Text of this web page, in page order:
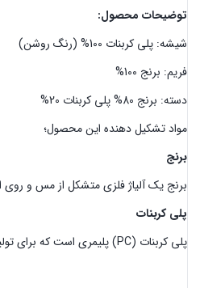
توضیحات محصول:
شیشه: پلی کربنات 100% (رنگ روشن)
فریم: برنج 100%
دسته: برنج 80% پلی کربنات 20%
مواد تشکیل دهنده این محصول؛
برنج
برنج یک آلیاژ فلزی متشکل از مس و
پلی کربنات
پلی کربنات (PC) پلیمری است که برای تولید پلاستیک استفاده می شود. این پلیمر منشا فسیلی دارد.